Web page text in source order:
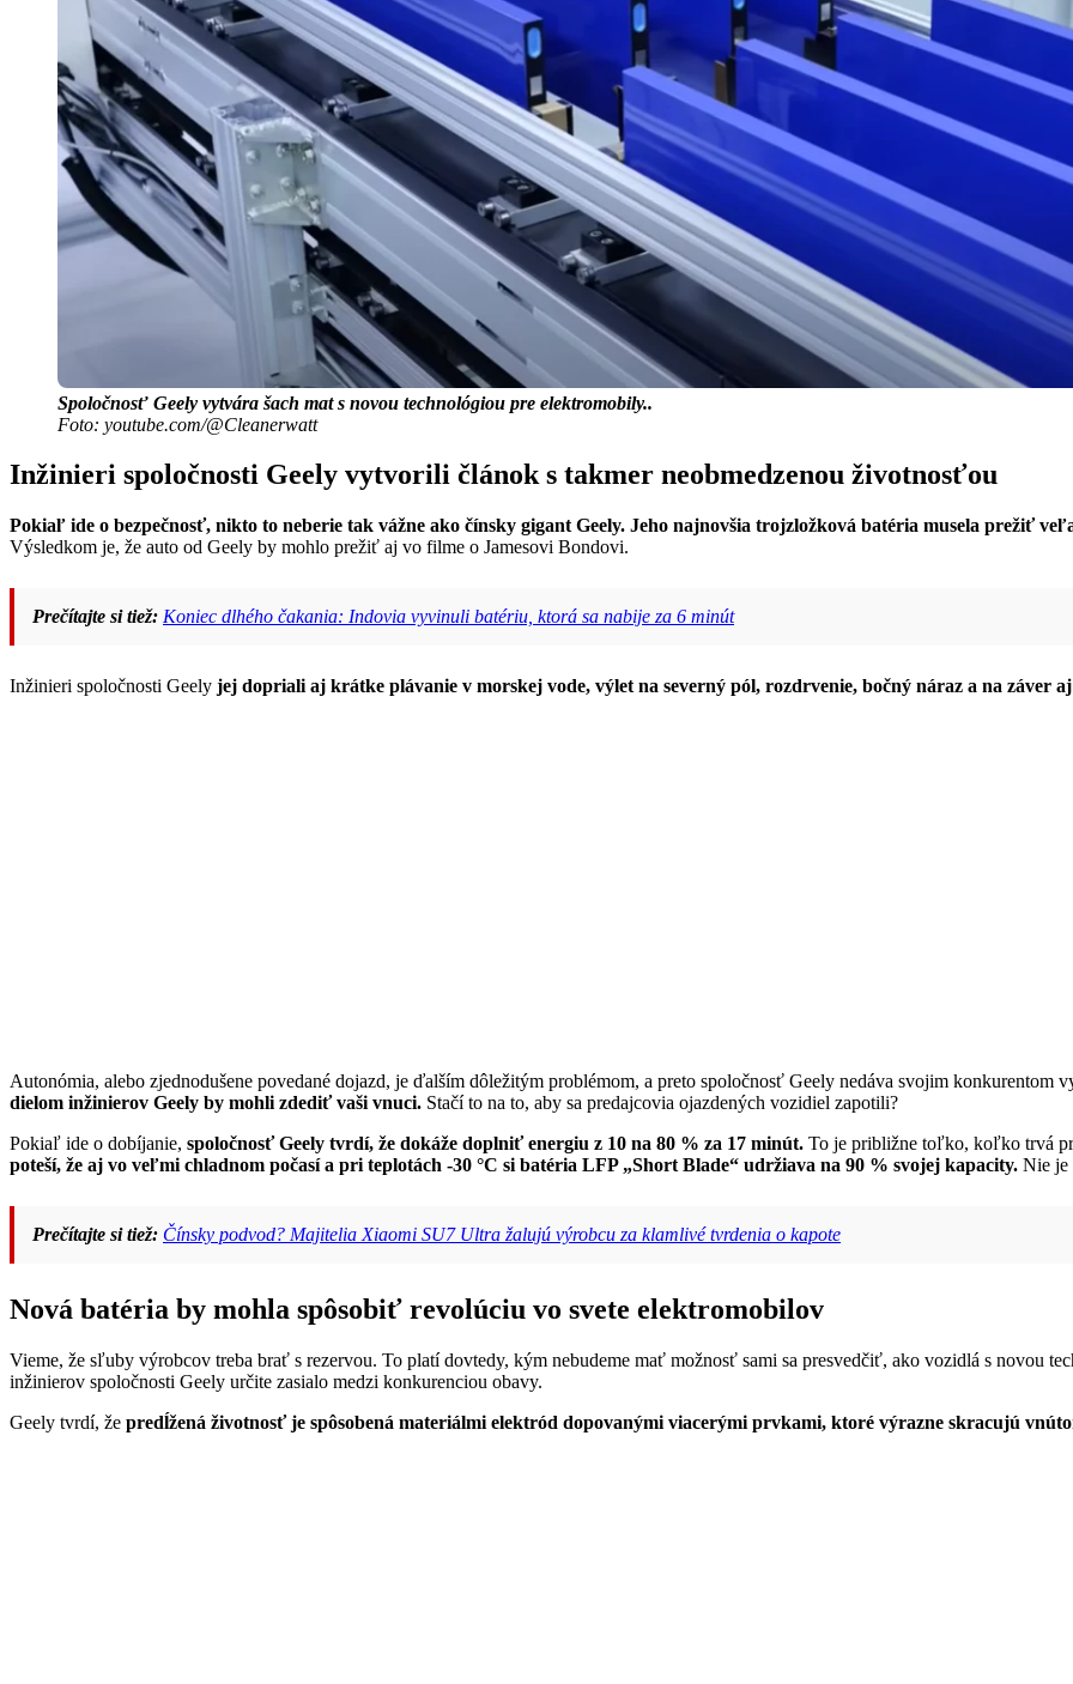
Spoločnosť Geely vytvára šach mat s novou technológiou pre elektromobily..
Foto: youtube.com/@Cleanerwatt
Inžinieri spoločnosti Geely vytvorili článok s takmer neobmedzenou životnosťou
Pokiaľ ide o bezpečnosť, nikto to neberie tak vážne ako čínsky gigant Geely. Jeho najnovšia trojzložková batéria musela prežiť
Výsledkom je, že auto od Geely by mohlo prežiť aj vo filme o Jamesovi Bondovi.
Prečítajte si tiež: Koniec dlhého čakania: Indovia vyvinuli batériu, ktorá sa nabije za 6 minút
Inžinieri spoločnosti Geely jej dopriali aj krátke plávanie v morskej vode, výlet na severný pól, rozdrvenie, bočný náraz a na záver
Autonómia, alebo zjednodušene povedané dojazd, je ďalším dôležitým problémom, a preto spoločnosť Geely nedáva svojim konkurentom
dielom inžinierov Geely by mohli zdediť vaši vnuci. Stačí to na to, aby sa predajcovia ojazdených vozidiel zapotili?
Pokiaľ ide o dobíjanie, spoločnosť Geely tvrdí, že dokáže doplniť energiu z 10 na 80 % za 17 minút. To je približne toľko, koľko trvá
poteší, že aj vo veľmi chladnom počasí a pri teplotách -30 °C si batéria LFP „Short Blade“ udržiava na 90 % svojej kapacity. Nie je
Prečítajte si tiež: Čínsky podvod? Majitelia Xiaomi SU7 Ultra žalujú výrobcu za klamlivé tvrdenia o kapote
Nová batéria by mohla spôsobiť revolúciu vo svete elektromobilov
Vieme, že sľuby výrobcov treba brať s rezervou. To platí dovtedy, kým nebudeme mať možnosť sami sa presvedčiť, ako vozidlá s novou
inžinierov spoločnosti Geely určite zasialo medzi konkurenciou obavy.
Geely tvrdí, že predĺžená životnosť je spôsobená materiálmi elektród dopovanými viacerými prvkami, ktoré výrazne skracujú